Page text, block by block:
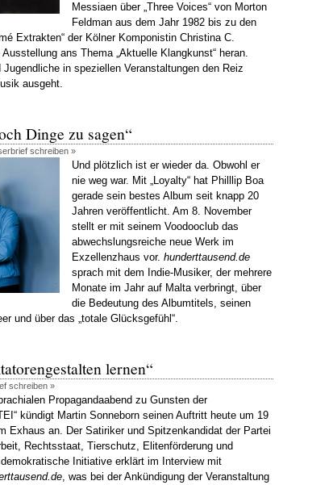
Messiaen über „Three Voices“ von Morton
Feldman aus dem Jahr 1982 bis zu den
Extrakten“ der Kölner Komponistin Christina C.
ans Thema „Aktuelle Klangkunst“ heran.
in speziellen Veranstaltungen den Reiz
ausgeht.
Dinge zu sagen“
schreiben »
Und plötzlich ist er wieder da. Obwohl er
nie weg war. Mit „Loyalty“ hat Philllip Boa
gerade sein bestes Album seit knapp 20
Jahren veröffentlicht. Am 8. November
stellt er mit seinem Voodooclub das
abwechslungsreiche neue Werk im
Exzellenzhaus vor. hunderttausend.de
sprach mit dem Indie-Musiker, der mehrere
Monate im Jahr auf Malta verbringt, über
die Bedeutung des Albumtitels, seinen
und über das „totale Glücksgefühl“.
lernen“
schreiben »
Propagandaabend zu Gunsten der
kündigt Martin Sonneborn seinen Auftritt heute um 19
Exhaus an. Der Satiriker und Spitzenkandidat der Partei
Rechtsstaat, Tierschutz, Elitenförderung und
Initiative erklärt im Interview mit
, was bei der Ankündigung der Veranstaltung